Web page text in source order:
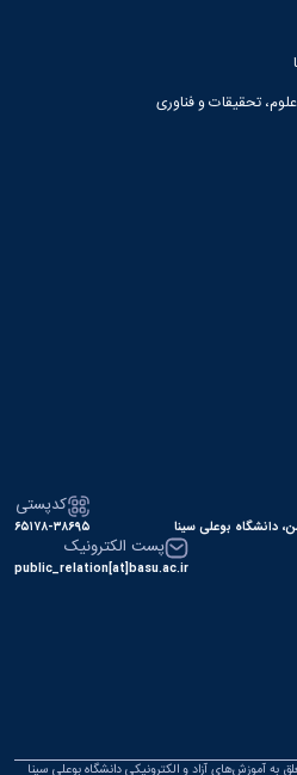
تحقیقات و فناوری
دانشگاه بوعلی سینا
کدپستی
۶۵۱۷۸-۳۸۶۹۵
پست الکترونیک
public_relation[at]basu.ac.ir
به آموزش‌های آزاد و الکترونیکی دانشگاه بوعلی سینا